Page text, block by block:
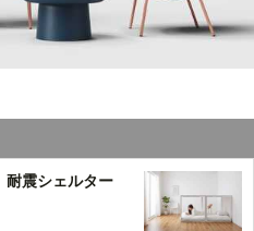
震シェルター